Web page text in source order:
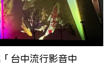
台中流行影音中